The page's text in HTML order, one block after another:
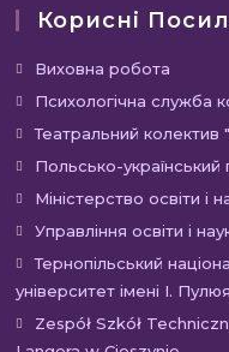
Корисні
Виховна робота
в
новій
Психологічна служба
Театральний колектив
Польсько-український
Міністерство освіти і
Управління освіти і
Тернопільський
університет імені І. Пулюя
Zespół Szkół